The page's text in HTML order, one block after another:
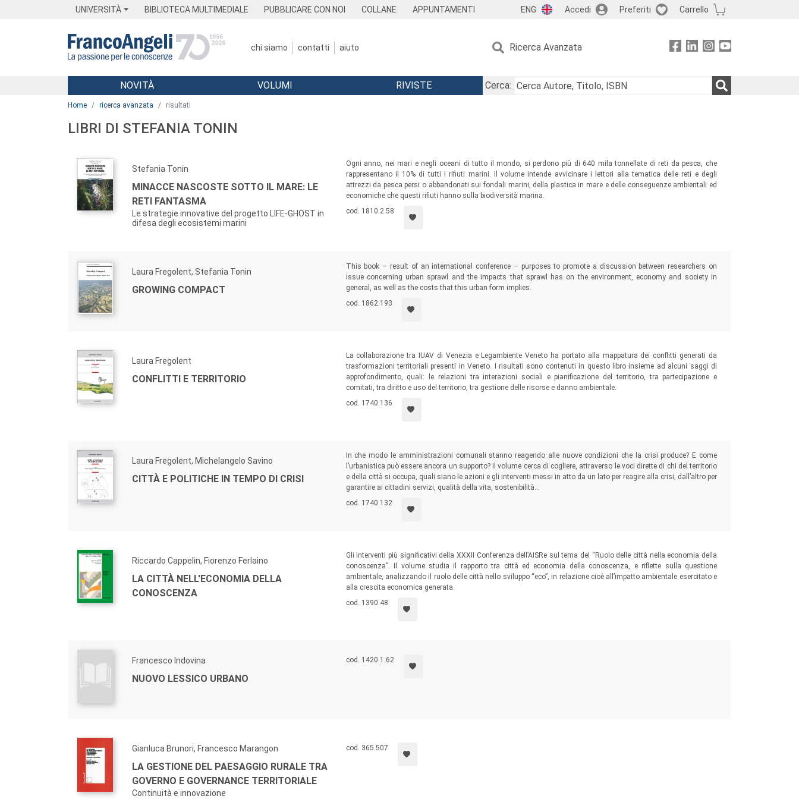
UNIVERSITÀ BIBLIOTECA MULTIMEDIALE PUBBLICARE CON NOI COLLANE APPUNTAMENTI ENG Accedi Preferiti Carrello
chi siamo contatti aiuto Ricerca Avanzata
Menu
NOVITÀ VOLUMI RIVISTE
Cerca:
Home ricerca avanzata risultati
LIBRI DI STEFANIA TONIN
Stefania Tonin
MINACCE NASCOSTE SOTTO IL MARE: LE
RETI FANTASMA
Le strategie innovative del progetto LIFE-GHOST in
difesa degli ecosistemi marini
Ogni anno, nei mari e negli oceani di tutto il mondo, si perdono più di 640 mila tonnellate di reti da pesca, che
rappresentano il 10% di tutti i rifiuti marini. Il volume intende avvicinare i lettori alla tematica delle reti e degli
attrezzi da pesca persi o abbandonati sui fondali marini, della plastica in mare e delle conseguenze ambientali ed
economiche che questi rifiuti hanno sulla biodiversità marina.
cod. 1810.2.58
Laura Fregolent, Stefania Tonin
GROWING COMPACT
This book – result of an international conference – purposes to promote a discussion between researchers on
issue concerning urban sprawl and the impacts that sprawl has on the environment, economy and society in
general, as well as the costs that this urban form implies.
cod. 1862.193
Laura Fregolent
CONFLITTI E TERRITORIO
La collaborazione tra IUAV di Venezia e Legambiente Veneto ha portato alla mappatura dei conflitti generati da
trasformazioni territoriali presenti in Veneto. I risultati sono contenuti in questo libro insieme ad alcuni saggi di
approfondimento, quali: le relazioni tra interazioni sociali e pianificazione del territorio, tra partecipazione e
comitati, tra diritto e uso del territorio, tra gestione delle risorse e danno ambientale.
cod. 1740.136
Laura Fregolent, Michelangelo Savino
CITTÀ E POLITICHE IN TEMPO DI CRISI
In che modo le amministrazioni comunali stanno reagendo alle nuove condizioni che la crisi produce? E come
l’urbanistica può essere ancora un supporto? Il volume cerca di cogliere, attraverso le voci dirette di chi del territorio
e della città si occupa, quali siano le azioni e gli interventi messi in atto da un lato per reagire alla crisi, dall’altro per
garantire ai cittadini servizi, qualità della vita, sostenibilità...
cod. 1740.132
Riccardo Cappelin, Fiorenzo Ferlaino
LA CITTÀ NELL'ECONOMIA DELLA
CONOSCENZA
Gli interventi più significativi della XXXII Conferenza dell’AISRe sul tema del “Ruolo delle città nella economia della
conoscenza”. Il volume studia il rapporto tra città ed economia della conoscenza, e riflette sulla questione
ambientale, analizzando il ruolo delle città nello sviluppo “eco”, in relazione cioè all’impatto ambientale esercitato e
alla crescita economica generata.
cod. 1390.48
Francesco Indovina
NUOVO LESSICO URBANO
cod. 1420.1.62
Gianluca Brunori, Francesco Marangon
LA GESTIONE DEL PAESAGGIO RURALE TRA
GOVERNO E GOVERNANCE TERRITORIALE
Continuità e innovazione
cod. 365.507